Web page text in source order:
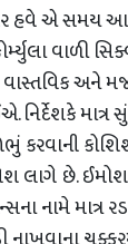
એ સમય
વાળી
અને
નિર્દેશકે
કરવાની
લાગે છે.
નામે માત્ર